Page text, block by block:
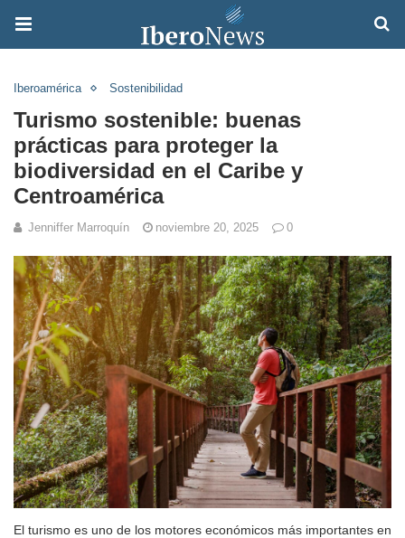
Iberoamérica Sostenibilidad
Turismo sostenible: buenas
prácticas para proteger la
biodiversidad en el Caribe y
Centroamérica
Jenniffer Marroquín noviembre 20, 2025 0
El turismo es uno de los motores económicos más importantes en